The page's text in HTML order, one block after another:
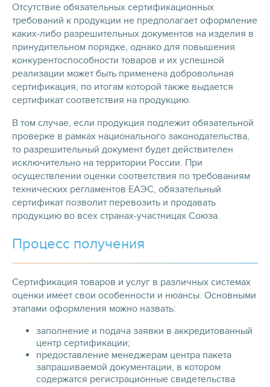
Отсутствие обязательных сертификационных
требований к продукции не предполагает оформление
каких-либо разрешительных документов на изделия в
принудительном порядке, однако для повышения
конкурентоспособности товаров и их успешной
реализации может быть применена добровольная
сертификация, по итогам которой также выдается
сертификат соответствия на продукцию.
В том случае, если продукция подлежит обязательной
проверке в рамках национального законодательства,
то разрешительный документ будет действителен
исключительно на территории России. При
осуществлении оценки соответствия по требованиям
технических регламентов ЕАЭС, обязательный
сертификат позволит перевозить и продавать
продукцию во всех странах-участницах Союза.
Процесс получения
Сертификация товаров и услуг в различных системах
оценки имеет свои особенности и нюансы. Основными
этапами оформления можно назвать:
заполнение и подача заявки в аккредитованный
центр сертификации;
предоставление менеджерам центра пакета
запрашиваемой документации, в котором
содержатся регистрационные свидетельства